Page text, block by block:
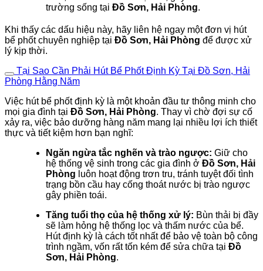
trường sống tại Đồ Sơn, Hải Phòng.
Khi thấy các dấu hiệu này, hãy liên hệ ngay một đơn vị hút
bể phốt chuyên nghiệp tại Đồ Sơn, Hải Phòng để được xử
lý kịp thời.
Tại Sao Cần Phải Hút Bể Phốt Định Kỳ Tại Đồ Sơn, Hải
Phòng Hằng Năm
Việc hút bể phốt định kỳ là một khoản đầu tư thông minh cho
mọi gia đình tại Đồ Sơn, Hải Phòng. Thay vì chờ đợi sự cố
xảy ra, việc bảo dưỡng hàng năm mang lại nhiều lợi ích thiết
thực và tiết kiệm hơn bạn nghĩ:
Ngăn ngừa tắc nghẽn và trào ngược: Giữ cho
hệ thống vệ sinh trong các gia đình ở Đồ Sơn, Hải
Phòng luôn hoạt động trơn tru, tránh tuyệt đối tình
trạng bồn cầu hay cống thoát nước bị trào ngược
gây phiền toái.
Tăng tuổi thọ của hệ thống xử lý: Bùn thải bị đầy
sẽ làm hỏng hệ thống lọc và thấm nước của bể.
Hút định kỳ là cách tốt nhất để bảo vệ toàn bộ công
trình ngầm, vốn rất tốn kém để sửa chữa tại Đồ
Sơn, Hải Phòng.